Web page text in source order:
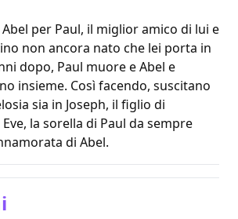
per Paul, il miglior amico di lui e
non ancora nato che lei porta in
dopo, Paul muore e Abel e
insieme. Così facendo, suscitano
sia in Joseph, il figlio di
la sorella di Paul da sempre
di Abel.